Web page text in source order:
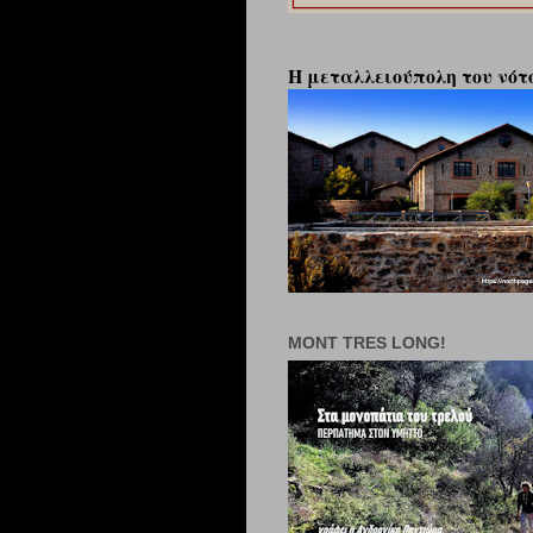
Η μεταλλειούπολη του
MONT TRES LONG!